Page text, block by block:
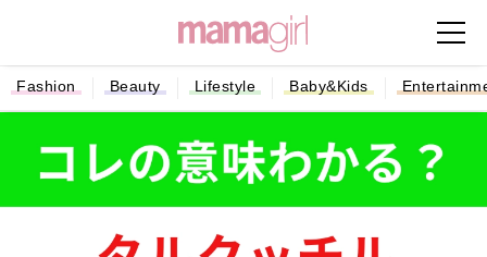
Fashion Beauty Lifestyle Baby&Kids